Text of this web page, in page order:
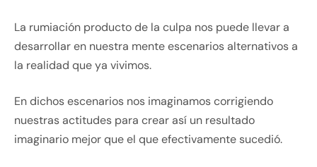
La rumiación producto de la culpa nos puede llevar a
desarrollar en nuestra mente escenarios alternativos a
la realidad que ya vivimos.
En dichos escenarios nos imaginamos corrigiendo
nuestras actitudes para crear así un resultado
imaginario mejor que el que efectivamente sucedió.